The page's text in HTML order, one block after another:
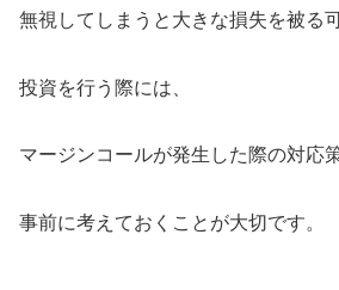
無視してしまうと大きな損失を被る
投資を行う際には、
マージンコールが発生した際の対応策
事前に考えておくことが大切です。